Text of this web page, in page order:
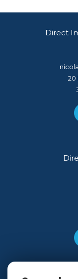
Direct
20